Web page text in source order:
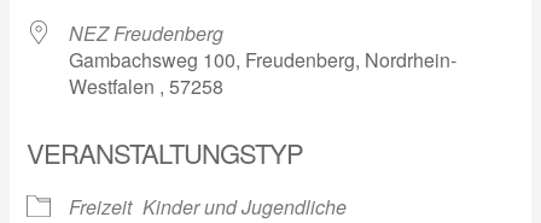
NEZ Freudenberg
Gambachsweg 100, Freudenberg, Nordrhein-
Westfalen , 57258
VERANSTALTUNGSTYP
Freizeit Kinder und Jugendliche